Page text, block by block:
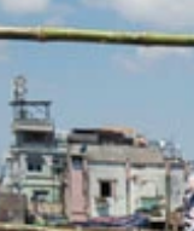
近くに建てられたほ
が南北約800mにわ
ビヒア寺院」はア
閉まった店の前を通
使ってタイ側の道路
最前線に派遣され
アクセスするため
はタイと国境を接
いたカンボジア人の